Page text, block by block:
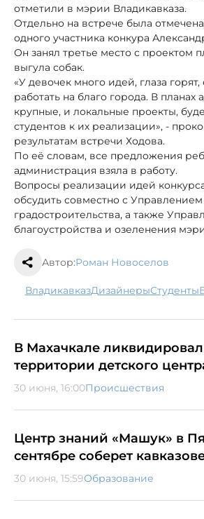
отметили в мэрии Владикавказа.
Отдельно на встрече была
одного участника конкура
Он занял третье место с проектом
выгула собак.
«У девочек много идей, глаза
работать на благо города. В
крупные, и локальные проекты,
студентов к их реализации», -
результатам встречи Ходова.
По её словам, все предложения
администрация взяла в работу.
Вопросы реализации идей
обсудить совместно с
градостроительства, а также
благоустройства и озеленения
Автор:Роман Новоселов
Владикавказ дизайнеры студенты
В Махачкале
территории детского
30 июня, 16:00Происшествия
Центр знаний «Машук» в
сентябре соберет
30 июня, 15:59Образование